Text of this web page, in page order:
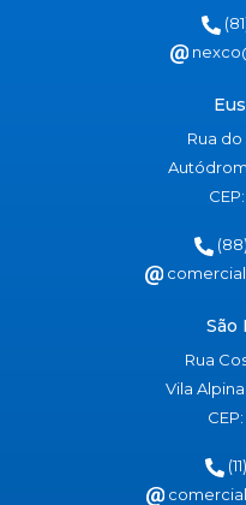
Rua
São
Rua
Vila